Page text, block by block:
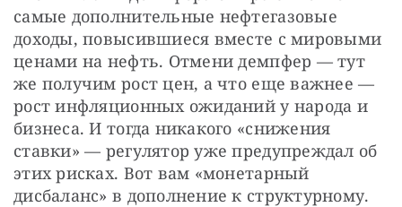
самые дополнительные нефтегазовые
доходы, повысившиеся вместе с мировыми
ценами на нефть. Отмени демпфер — тут
же получим рост цен, а что еще важнее —
рост инфляционных ожиданий у народа и
бизнеса. И тогда никакого «снижения
ставки» — регулятор уже предупреждал об
этих рисках. Вот вам «монетарный
дисбаланс» в дополнение к структурному.